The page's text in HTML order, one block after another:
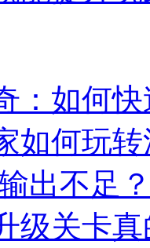
：如何
如何玩
出不足
级关卡